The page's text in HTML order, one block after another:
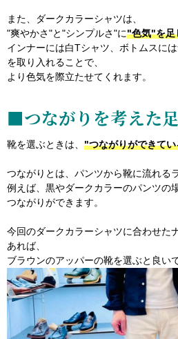
また、ダークカラーシャツは、
"爽やかさ"と"シンプルさ"に"色気"を足
インナーには白Tシャツ、ボトムスに
を取り入れることで、
より色気を際立たせてくれます。
■つながりを考えた
靴を選ぶときは、 "つながりができて
つながりとは、パンツから靴に流れる
例えば、黒やダークカラーのパンツの
つながりができます。
今回のダークカラーシャツに合わせた
あれば、
ブラウンのアッパーの靴を選ぶと良い